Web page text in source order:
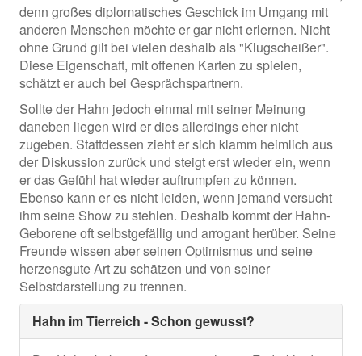
denn großes diplomatisches Geschick im Umgang mit
anderen Menschen möchte er gar nicht erlernen. Nicht
ohne Grund gilt bei vielen deshalb als "Klugscheißer".
Diese Eigenschaft, mit offenen Karten zu spielen,
schätzt er auch bei Gesprächspartnern.
Sollte der Hahn jedoch einmal mit seiner Meinung
daneben liegen wird er dies allerdings eher nicht
zugeben. Stattdessen zieht er sich klamm heimlich aus
der Diskussion zurück und steigt erst wieder ein, wenn
er das Gefühl hat wieder auftrumpfen zu können.
Ebenso kann er es nicht leiden, wenn jemand versucht
ihm seine Show zu stehlen. Deshalb kommt der Hahn-
Geborene oft selbstgefällig und arrogant herüber. Seine
Freunde wissen aber seinen Optimismus und seine
herzensgute Art zu schätzen und von seiner
Selbstdarstellung zu trennen.
Hahn im Tierreich - Schon gewusst?